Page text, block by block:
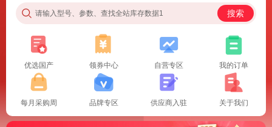
请输入型号、参数、查找全站库存数据1 搜索
优选国产 领券中心 自营专区 我的订单
每月采购周 品牌专区 供应商入驻 关于我们